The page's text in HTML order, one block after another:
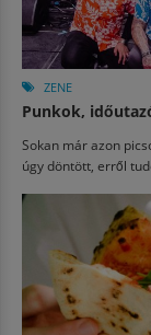
ZENE
Punkok,
Sokan már azon
úgy döntött, erről